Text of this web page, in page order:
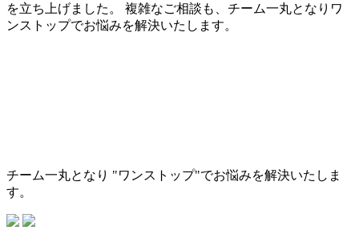
を立ち上げました。 複雑なご相談も、チーム一丸となりワ
ンストップでお悩みを解決いたします。
チーム一丸となり "ワンストップ"でお悩みを解決いたしま
す。